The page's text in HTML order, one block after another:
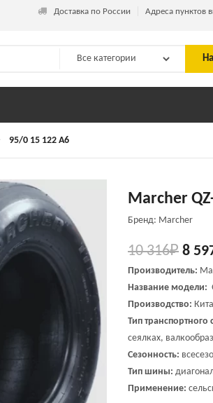
Доставка по России Адреса пунктов
95/0 15 122 A6
Marcher
Бренд: Marcher
10 316₽ 8
Производитель:
Название модели:
Производство:
Тип транспортного
сеялках,
Сезонность:
Тип шины:
Применение: